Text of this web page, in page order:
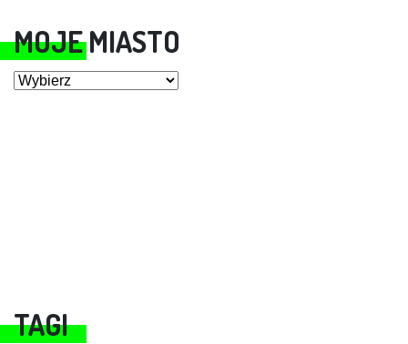
MOJE MIASTO
Moje miasto
TAGI